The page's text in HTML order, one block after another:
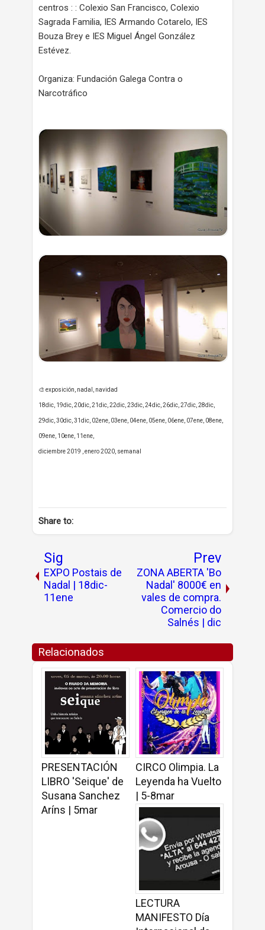
centros : : Colexio San Francisco, Colexio
Sagrada Familia, IES Armando Cotarelo, IES
Bouza Brey e IES Miguel Ángel González
Estévez.
Organiza: Fundación Galega Contra o
Narcotráfico
🎨 exposición, nadal, navidad
18dic, 19dic, 20dic, 21dic, 22dic, 23dic, 24dic, 26dic, 27dic, 28dic,
29dic, 30dic, 31dic, 02ene, 03ene, 04ene, 05ene, 06ene, 07ene, 08ene,
09ene, 10ene, 11ene,
diciembre 2019 , enero 2020, semanal
Share to:
Sig
EXPO Postais de
Nadal | 18dic-
11ene
Prev
ZONA ABERTA 'Bo
Nadal' 8000€ en
vales de compra.
Comercio do
Salnés | dic
Relacionados
PRESENTACIÓN
LIBRO 'Seique' de
Susana Sanchez
Aríns | 5mar
CIRCO Olimpia. La
Leyenda ha Vuelto
| 5-8mar
LECTURA
MANIFESTO Día